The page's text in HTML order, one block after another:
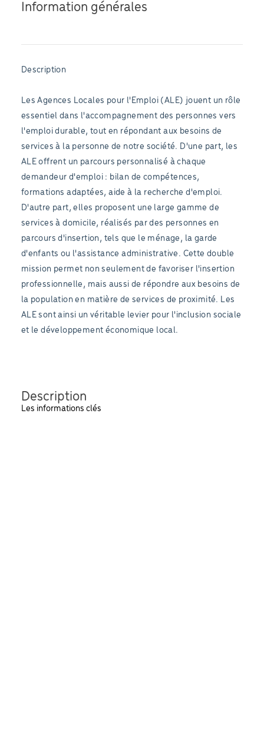
Information générales
Description
Les Agences Locales pour l'Emploi (ALE) jouent un rôle
essentiel dans l'accompagnement des personnes vers
l'emploi durable, tout en répondant aux besoins de
services à la personne de notre société. D'une part, les
ALE offrent un parcours personnalisé à chaque
demandeur d'emploi : bilan de compétences,
formations adaptées, aide à la recherche d'emploi.
D'autre part, elles proposent une large gamme de
services à domicile, réalisés par des personnes en
parcours d'insertion, tels que le ménage, la garde
d'enfants ou l'assistance administrative. Cette double
mission permet non seulement de favoriser l'insertion
professionnelle, mais aussi de répondre aux besoins de
la population en matière de services de proximité. Les
ALE sont ainsi un véritable levier pour l'inclusion sociale
et le développement économique local.
Description
Les informations clés